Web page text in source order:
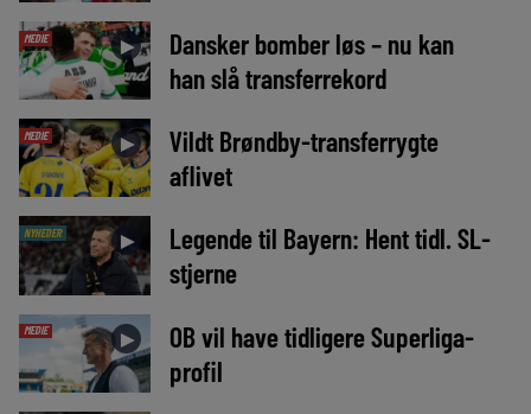
MEDIE ►
Dansker bomber løs – nu kan
han slå transferrekord
MEDIE ►
Vildt Brøndby-transferrygte
aflivet
NYHEDER ►
Legende til Bayern: Hent tidl. SL-
stjerne
MEDIE ►
OB vil have tidligere Superliga-
profil